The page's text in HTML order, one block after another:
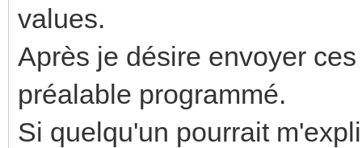
values.
Après je désire envoyer
préalable programmé.
Si quelqu'un pourrait